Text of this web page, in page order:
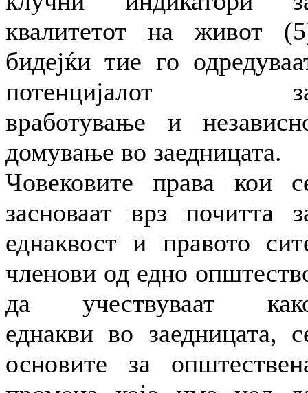
квалитетот на живот
бидејќи тие го
потенцијалот
вработување и
домување во заедницата.
Човековите права кои
засноваат врз почитта
еднаквост и правото
членови од едно
да учествуваат
еднакви во заедницата,
основите за